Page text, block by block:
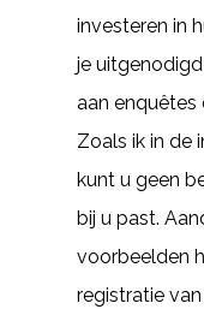
investeren in
je
aan enquêtes
Zoals ik in de
kunt u geen
bij u past.
voorbeelden
registratie